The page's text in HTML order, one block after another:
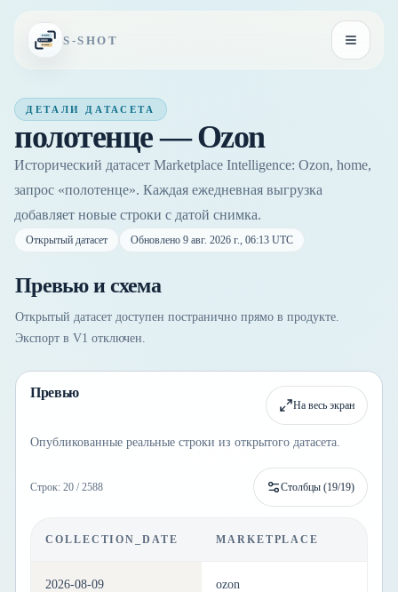
S-SHOT
ДЕТАЛИ ДАТАСЕТА
полотенце — Ozon
Исторический датасет Marketplace Intelligence: Ozon, home,
запрос «полотенце». Каждая ежедневная выгрузка
добавляет новые строки с датой снимка.
Открытый датасет Обновлено 9 авг. 2026 г., 06:13 UTC
Превью и схема
Открытый датасет доступен постранично прямо в продукте.
Экспорт в V1 отключен.
Превью
На весь экран
Опубликованные реальные строки из открытого датасета.
Строк: 20 / 2588 Столбцы (19/19)
COLLECTION_DATE MARKETPLACE
2026-08-09 ozon